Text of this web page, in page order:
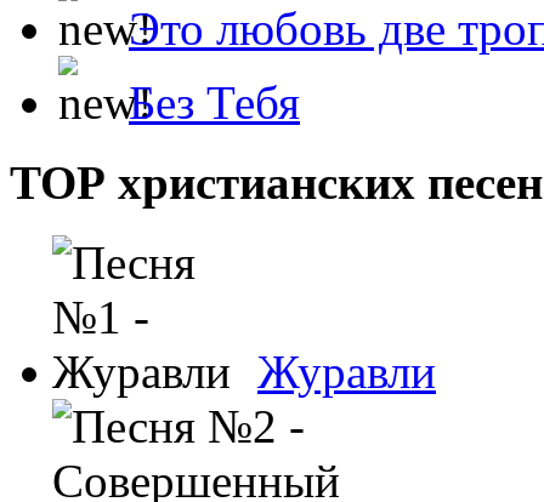
Это любовь две
Без Тебя
ТОР христианских песен
Журавли